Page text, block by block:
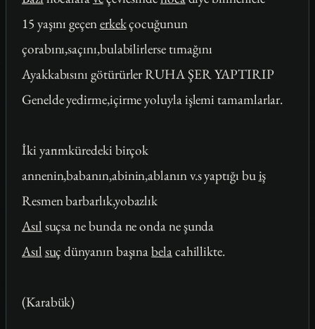
15 yaşını geçenerkekçocuğunun
çorabını,saçını,bulabilirlerse tırnağını
Ayakkabısını götürürler RUHA ŞER YAPTIRIP
Genelde yedirme,içirme yoluyla işlemi tamamlarlar.
İki yarımküredeki birçok
annenin,babanın,abinin,ablanın v.s yaptığı buiş
Resmen barbarlık,yobazlık
Asıl suçsa ne bunda ne onda ne şunda
Asıl suç dünyanın başınabelacahillikte.
(Karabük)